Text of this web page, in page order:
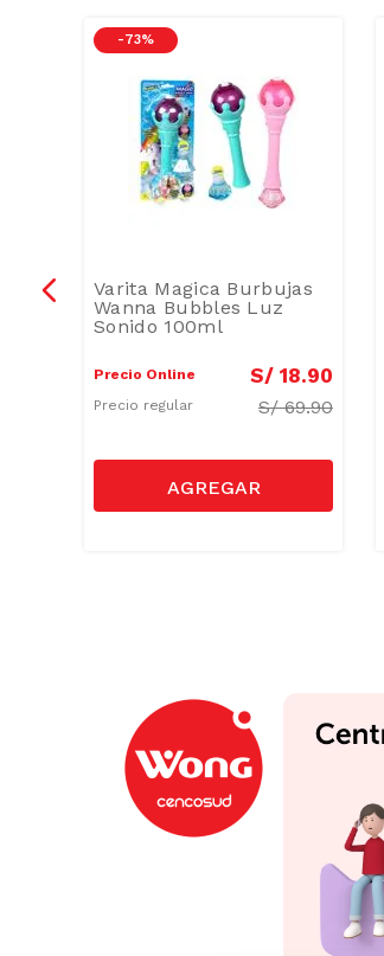
-73 %
Varita Magica Burbujas
Wanna Bubbles Luz
Sonido 100ml
Precio Online S/ 18.90
Precio regular S/69.90